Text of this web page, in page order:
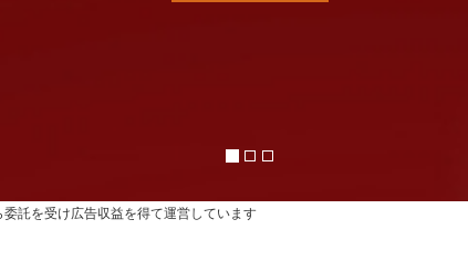
託を受け広告収益を得て運営しています